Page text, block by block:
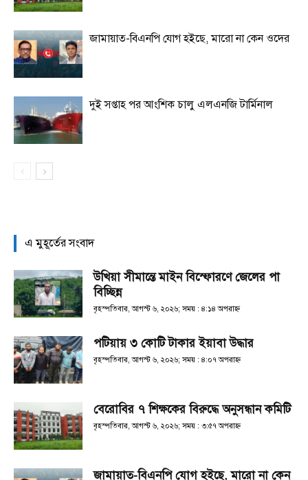
জামায়াত-বিএনপি যোগ হইছে, মারো না কেন ওদের
দুই সপ্তাহ পর আংশিক চালু এলএনজি টার্মিনাল
এ মুহূর্তের সংবাদ
উখিয়া সীমান্তে মাইন বিস্ফোরণে জেলের পা
বিচ্ছিন্ন
বৃহস্পতিবার, আগস্ট ৬, ২০২৬; সময় : ৪:১৪ অপরাহ্ণ
পটিয়ায় ৩ কোটি টাকার ইয়াবা উদ্ধার
বৃহস্পতিবার, আগস্ট ৬, ২০২৬; সময় : ৪:০৭ অপরাহ্ণ
বেরোবির ৭ শিক্ষকের বিরুদ্ধে অনুসন্ধান কমিটি
বৃহস্পতিবার, আগস্ট ৬, ২০২৬; সময় : ৩:৫৭ অপরাহ্ণ
জামায়াত-বিএনপি যোগ হইছে, মারো না কেন